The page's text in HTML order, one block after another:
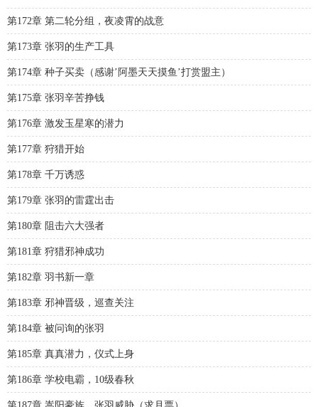
第172章 第二轮分组，夜凌霄的战意
第173章 张羽的生产工具
第174章 种子买卖（感谢’阿墨天天摸鱼’打赏盟主）
第175章 张羽辛苦挣钱
第176章 激发玉星寒的潜力
第177章 狩猎开始
第178章 千万诱惑
第179章 张羽的雷霆出击
第180章 阻击六大强者
第181章 狩猎邪神成功
第182章 羽书新一章
第183章 邪神晋级，巡查关注
第184章 被问询的张羽
第185章 真真潜力，仪式上身
第186章 学校电霸，10级春秋